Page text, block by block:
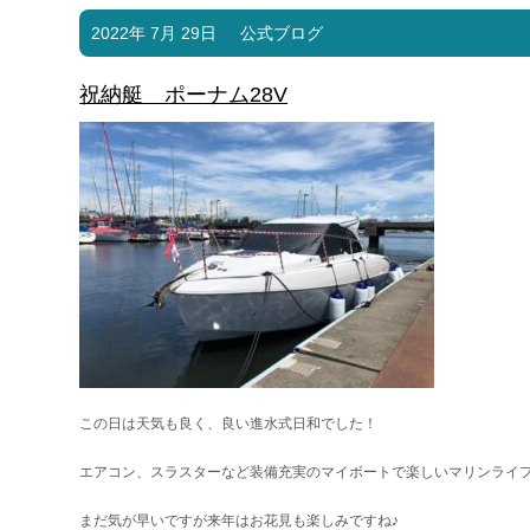
2022年 7月 29日 公式ブログ
祝納艇 ポーナム28V
この日は天気も良く、良い進水式日和でした！
エアコン、スラスターなど装備充実のマイボートで楽しいマリンライ
まだ気が早いですが来年はお花見も楽しみですね♪